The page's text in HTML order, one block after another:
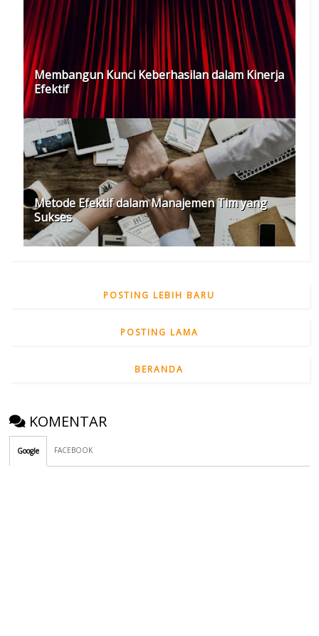
Membangun Kunci Keberhasilan dalam Kinerja
Efektif
Metode Efektif dalam Manajemen Tim yang
Sukses
POSTING LEBIH BARU
POSTING LAMA
BERANDA
KOMENTAR
Google FACEBOOK